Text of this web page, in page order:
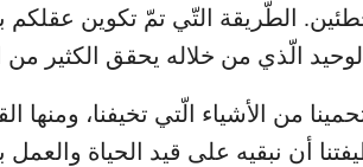
الطّريقة التّي تمّ تكوين عقلكم
الّذي من خلاله يحقق الكثير من
من الأشياء الّتي تخيفنا، ومنها
أن نبقيه على قيد الحياة